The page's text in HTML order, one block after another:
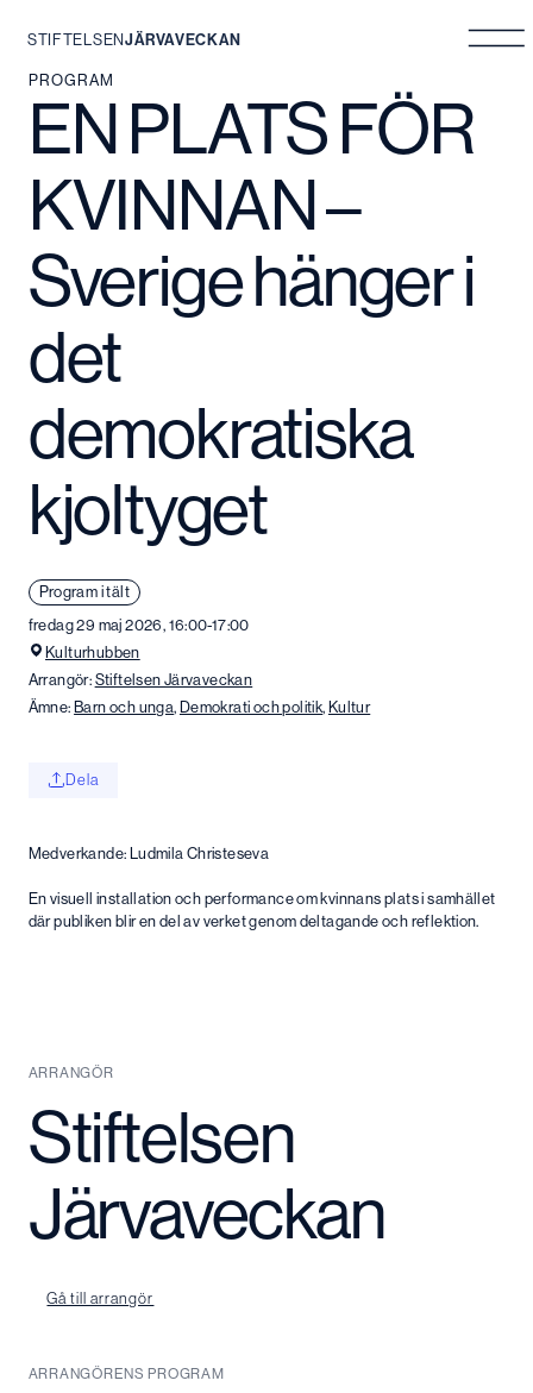
Hoppa
innehåll
STIFTELSENJÄRVAVECKAN
PROGRAM
EN PLATS FÖR
KVINNAN –
Sverige hänger i
det
demokratiska
kjoltyget
Program i tält
fredag 29 maj 2026, 16:00-17:00
Kulturhubben
Arrangör: Stiftelsen Järvaveckan
Ämne: Barn och unga, Demokrati och politik, Kultur
Dela
Medverkande: Ludmila Christeseva
En visuell installation och performance om kvinnans plats i samhället
där publiken blir en del av verket genom deltagande och reflektion.
ARRANGÖR
Stiftelsen
Järvaveckan
Gå till arrangör
ARRANGÖRENS PROGRAM